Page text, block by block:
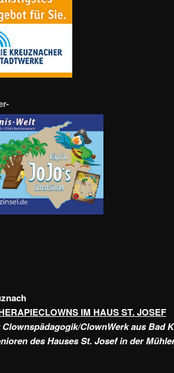
IM HAUS ST. JOSEF
ClownWerk aus Bad
des Hauses St. Josef in der